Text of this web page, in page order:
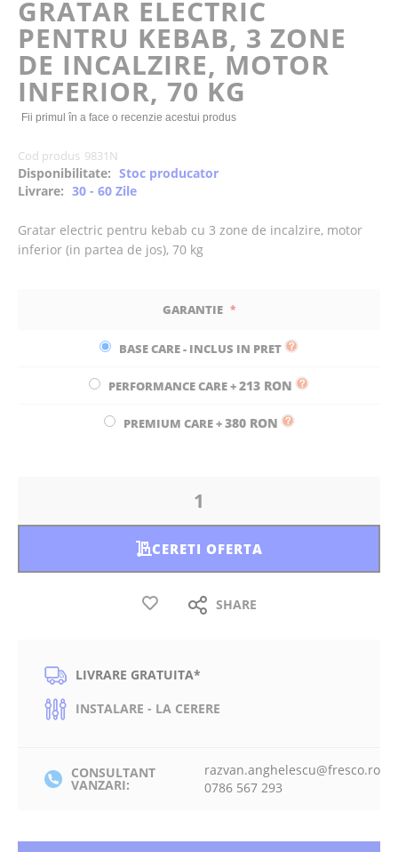
the
images
gallery
GRATAR ELECTRIC
PENTRU KEBAB, 3 ZONE
DE INCALZIRE, MOTOR
INFERIOR, 70 KG
Fii primul în a face o recenzie acestui produs
Cod produs 9831N
Disponibilitate: Stoc producator
Livrare: 30 - 60 Zile
Gratar electric pentru kebab cu 3 zone de incalzire, motor
inferior (in partea de jos), 70 kg
GARANTIE
BASE CARE - INCLUS IN PRET
PERFORMANCE CARE+213 RON
PREMIUM CARE+380 RON
CERETI OFERTA
SHARE
LIVRARE GRATUITA*
INSTALARE - LA CERERE
CONSULTANT
VANZARI:
razvan.anghelescu@fresco.ro
0786 567 293